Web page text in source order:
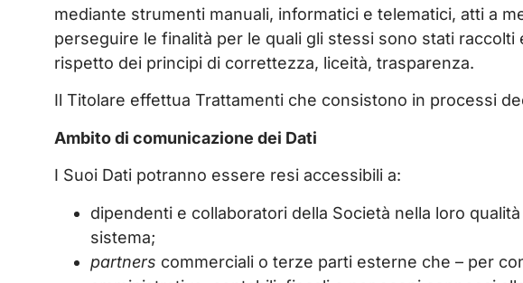
mediante strumenti manuali, informatici e telematici, atti a
perseguire le finalità per le quali gli stessi sono stati
rispetto dei principi di correttezza, liceità, trasparenza.
Il Titolare effettua Trattamenti che consistono in processi
Ambito di comunicazione dei Dati
I Suoi Dati potranno essere resi accessibili a:
dipendenti e collaboratori della Società nella loro
sistema;
partners commerciali o terze parti esterne che – per